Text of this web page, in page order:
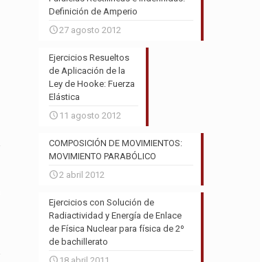
Definición de Amperio
27 agosto 2012
Ejercicios Resueltos
de Aplicación de la
Ley de Hooke: Fuerza
Elástica
11 agosto 2012
COMPOSICIÓN DE MOVIMIENTOS:
MOVIMIENTO PARABÓLICO
2 abril 2012
Ejercicios con Solución de
Radiactividad y Energía de Enlace
de Física Nuclear para física de 2º
de bachillerato